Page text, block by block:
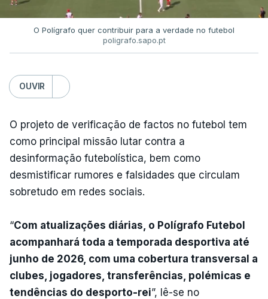
O Polígrafo quer contribuir para a verdade no futebol
poligrafo.sapo.pt
OUVIR
O projeto de verificação de factos no futebol tem
como principal missão lutar contra a
desinformação futebolística, bem como
desmistificar rumores e falsidades que circulam
sobretudo em redes sociais.
“Com atualizações diárias, o Polígrafo Futebol
acompanhará toda a temporada desportiva até
junho de 2026, com uma cobertura transversal a
clubes, jogadores, transferências, polémicas e
tendências do desporto-rei”, lê-se no